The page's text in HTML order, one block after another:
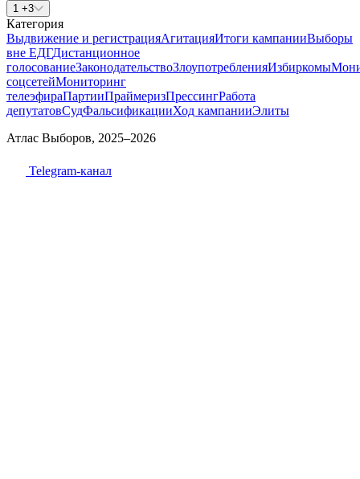
1 +3
Категория
Выдвижение и регистрацияАгитацияИтоги кампанииВыборы
вне ЕДГДистанционное
голосованиеЗаконодательствоЗлоупотребленияИзбиркомы
соцсетейМониторинг
телеэфираПартииПраймеризПрессингРабота
депутатовСудФальсификацииХод кампанииЭлиты
Атлас Выборов, 2025–2026
Telegram-канал